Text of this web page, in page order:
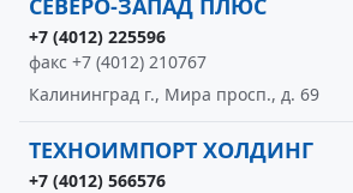
СЕВЕРО-ЗАПАД ПЛЮС
+7 (4012) 225596
факс +7 (4012) 210767
Калининград г., Мира просп., д. 69
ТЕХНОИМПОРТ ХОЛДИНГ
+7 (4012) 566576